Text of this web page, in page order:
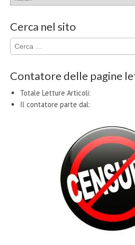
Cerca nel sito
Ricerca
per:
Contatore delle pagine
Totale Letture Articoli:
Il contatore parte dal: